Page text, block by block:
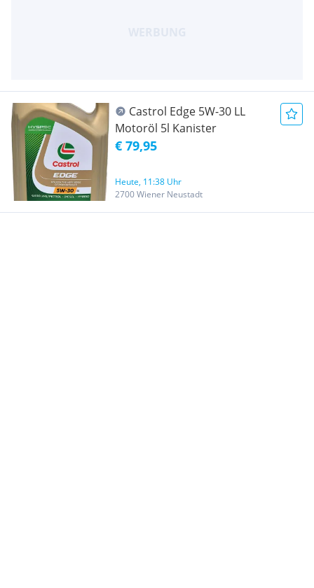
Castrol Edge 5W-30 LL
Motoröl 5l Kanister
€ 79,95
Heute, 11:38 Uhr
2700 Wiener Neustadt